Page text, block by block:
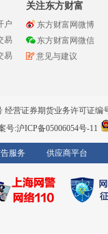
户
易
易
关注东方财富
东方财富网微博
东方财富网微信
意见与建议
营证券期货业务许可证编
号:沪ICP备05006054号-11
服务 供应商平台